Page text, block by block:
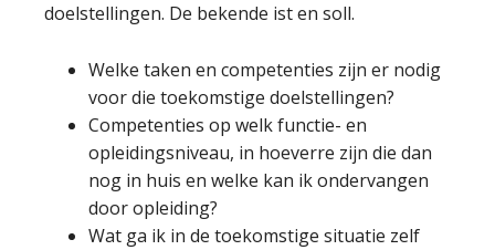
doelstellingen. De bekende ist en soll.
Welke taken en competenties zijn er nodig
voor die toekomstige doelstellingen?
Competenties op welk functie- en
opleidingsniveau, in hoeverre zijn die dan
nog in huis en welke kan ik ondervangen
door opleiding?
Wat ga ik in de toekomstige situatie zelf